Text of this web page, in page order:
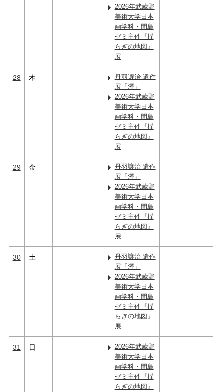
2026年武蔵野
美術大学日本
画学科・間島
ゼミ主催『揺
らぎの地図』
展
28 木
丹羽讓治 遺作
展「瀝」
2026年武蔵野
美術大学日本
画学科・間島
ゼミ主催『揺
らぎの地図』
展
29 金
丹羽讓治 遺作
展「瀝」
2026年武蔵野
美術大学日本
画学科・間島
ゼミ主催『揺
らぎの地図』
展
30 土
丹羽讓治 遺作
展「瀝」
2026年武蔵野
美術大学日本
画学科・間島
ゼミ主催『揺
らぎの地図』
展
31 日
2026年武蔵野
美術大学日本
画学科・間島
ゼミ主催『揺
らぎの地図』